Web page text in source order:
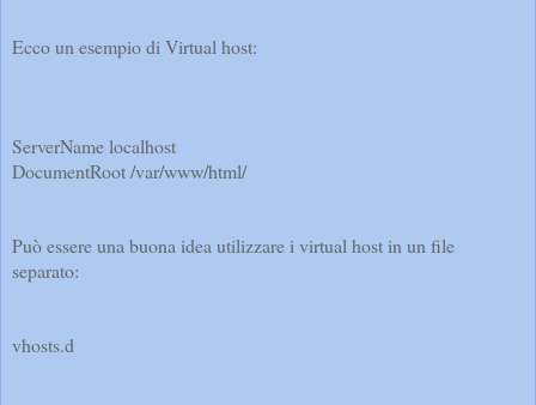
Ecco un esempio di Virtual host:
ServerName localhost
DocumentRoot /var/www/html/
Può essere una buona idea utilizzare i virtual host in un file
separato:
vhosts.d